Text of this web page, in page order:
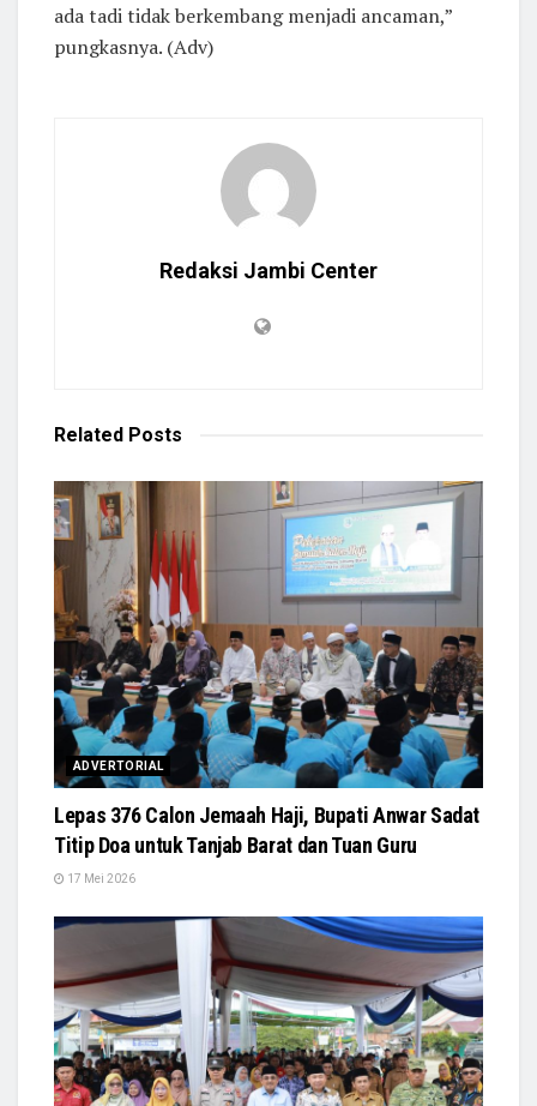
ada tadi tidak berkembang menjadi ancaman,”
pungkasnya. (Adv)
Redaksi Jambi Center
Related Posts
ADVERTORIAL
Lepas 376 Calon Jemaah Haji, Bupati Anwar Sadat
Titip Doa untuk Tanjab Barat dan Tuan Guru
17 Mei 2026